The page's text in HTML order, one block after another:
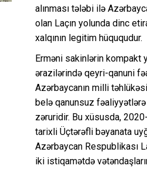
alınması tələbi ilə
olan Laçın yolunda dinc
xalqının legitim hüququdur.
Erməni sakinlərin kompakt
ərazilərində qeyri-qanuni
Azərbaycanın milli
belə qanunsuz
zəruridir. Bu xüsusda,
tarixli Üçtərəfli bəyanata
Azərbaycan Respublikası
iki istiqamətdə